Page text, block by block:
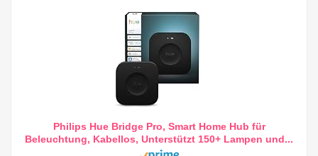
Philips Hue Bridge Pro, Smart Home Hub für
Beleuchtung, Kabellos, Unterstützt 150+ Lampen und...